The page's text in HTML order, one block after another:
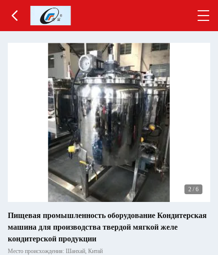
2 / 6
Пищевая промышленность оборудование Кондитерская
машина для производства твердой мягкой желе
кондитерской продукции
Место происхождения: Шанхай, Китай